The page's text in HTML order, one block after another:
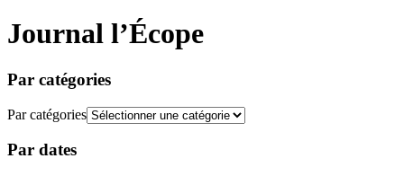
Journal l’Écope
Par catégories
Par catégories
Par dates